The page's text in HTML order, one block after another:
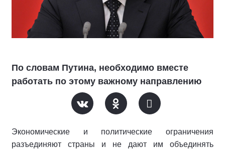
По словам Путина, необходимо вместе
работать по этому важному направлению
Экономические и политические ограничения
разъединяют страны и не дают им объединять